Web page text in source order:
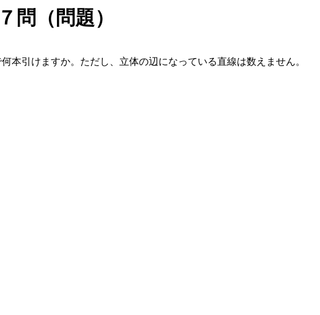
問（問題）
引けますか。ただし、立体の辺になっている直線は数えません。